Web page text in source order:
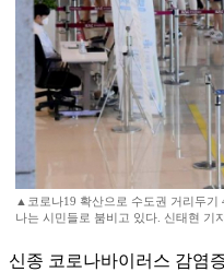
▲코로나19 확산으로 수도권 거리두기
나는 시민들로 붐비고 있다. 신태현 기
신종 코로나바이러스 감염